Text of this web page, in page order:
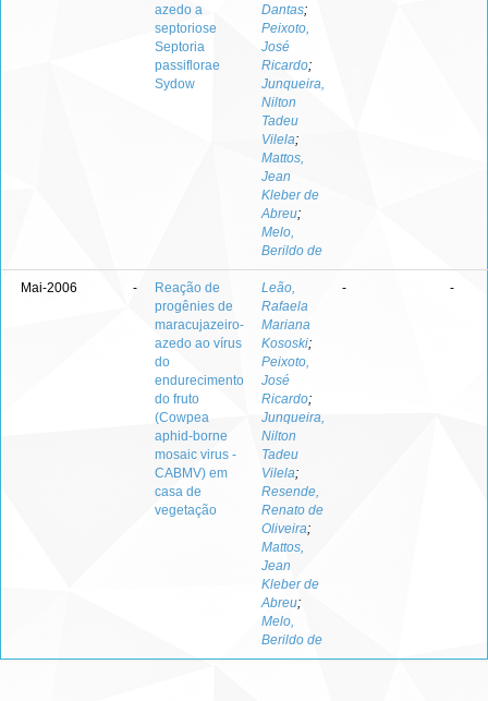
azedo a
septoriose
Septoria
passiflorae
Sydow
Dantas;
Peixoto,
José
Ricardo;
Junqueira,
Nilton
Tadeu
Vilela;
Mattos,
Jean
Kleber de
Abreu;
Melo,
Berildo de
Mai-2006 -
Reação de
progênies de
maracujazeiro-
azedo ao vírus
do
endurecimento
do fruto
(Cowpea
aphid-borne
mosaic virus -
CABMV) em
casa de
vegetação
Leão,
Rafaela
Mariana
Kososki;
Peixoto,
José
Ricardo;
Junqueira,
Nilton
Tadeu
Vilela;
Resende,
Renato de
Oliveira;
Mattos,
Jean
Kleber de
Abreu;
Melo,
Berildo de
- -